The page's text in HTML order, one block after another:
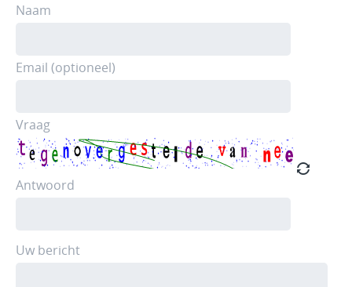
Naam
Email (optioneel)
Vraag
Antwoord
Uw bericht